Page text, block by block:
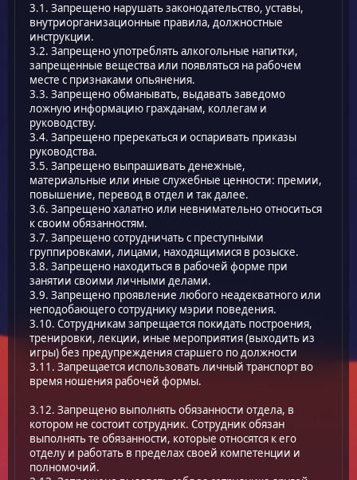
3.1. Запрещено нарушать законодательство, уставы,
внутриорганизационные правила, должностные
инструкции.
3.2. Запрещено употреблять алкогольные напитки,
запрещенные вещества или появляться на рабочем
месте с признаками опьянения.
3.3. Запрещено обманывать, выдавать заведомо
ложную информацию гражданам, коллегам и
руководству.
3.4. Запрещено пререкаться и оспаривать приказы
руководства.
3.5. Запрещено выпрашивать денежные,
материальные или иные служебные ценности: премии,
повышение, перевод в отдел и так далее.
3.6. Запрещено халатно или невнимательно относиться
к своим обязанностям.
3.7. Запрещено сотрудничать с преступными
группировками, лицами, находящимися в розыске.
3.8. Запрещено находиться в рабочей форме при
занятии своими личными делами.
3.9. Запрещено проявление любого неадекватного или
неподобающего сотруднику мэрии поведения.
3.10. Сотрудникам запрещается покидать построения,
тренировки, лекции, иные мероприятия (выходить из
игры) без предупреждения старшего по должности
3.11. Запрещается использовать личный транспорт во
время ношения рабочей формы.
3.12. Запрещено выполнять обязанности отдела, в
котором не состоит сотрудник. Сотрудник обязан
выполнять те обязанности, которые относятся к его
отделу и работать в пределах своей компетенции и
полномочий.